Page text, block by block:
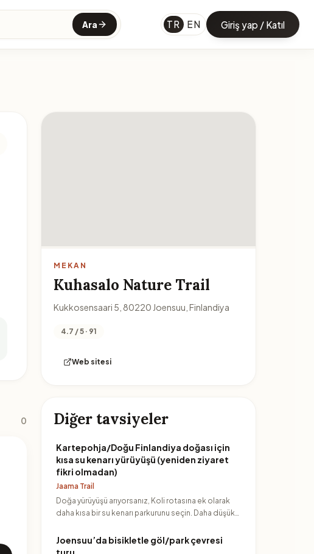
Ara TR EN Giriş yap / Katıl
0
MEKAN
Kuhasalo Nature Trail
Kukkosensaari 5, 80220 Joensuu, Finlandiya
4.7 / 5 · 91
Web sitesi
Diğer tavsiyeler
Kartepohja/Doğu Finlandiya doğası için
kısa su kenarı yürüyüşü (yeniden ziyaret
fikri olmadan)
Jaama Trail
Doğa yürüyüşü arıyorsanız, Koli rotasına ek olarak
daha kısa bir su kenarı parkurunu seçin. Daha düşük
Joensuu’da bisikletle göl/park çevresi